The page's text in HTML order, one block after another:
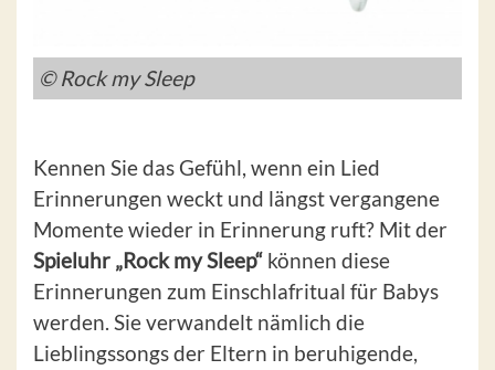
© Rock my Sleep
Kennen Sie das Gefühl, wenn ein Lied
Erinnerungen weckt und längst vergangene
Momente wieder in Erinnerung ruft? Mit der
Spieluhr „Rock my Sleep“ können diese
Erinnerungen zum Einschlafritual für Babys
werden. Sie verwandelt nämlich die
Lieblingssongs der Eltern in beruhigende,